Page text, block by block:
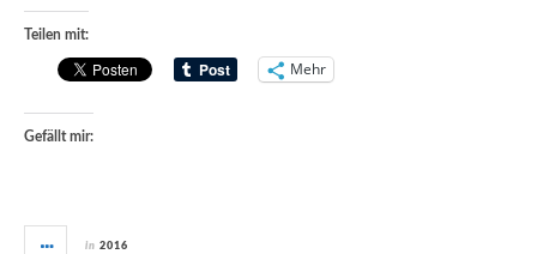
Teilen mit:
Mehr
Gefällt mir:
in 2016